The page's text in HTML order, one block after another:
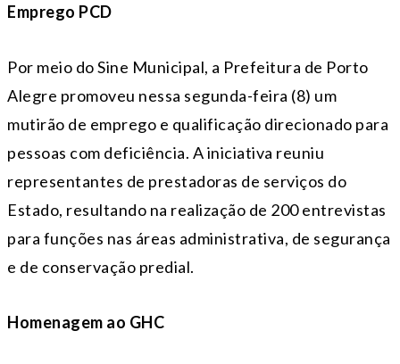
Emprego PCD
Por meio do Sine Municipal, a Prefeitura de Porto
Alegre promoveu nessa segunda-feira (8) um
mutirão de emprego e qualificação direcionado para
pessoas com deficiência. A iniciativa reuniu
representantes de prestadoras de serviços do
Estado, resultando na realização de 200 entrevistas
para funções nas áreas administrativa, de segurança
e de conservação predial.
Homenagem ao GHC